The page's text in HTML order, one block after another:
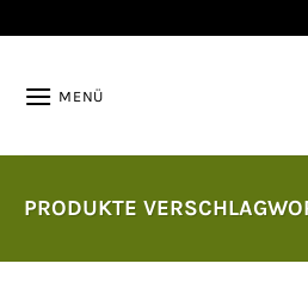
MENÜ
PRODUKTE